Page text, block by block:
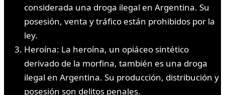
considerada una droga ilegal en Argentina. Su
posesión, venta y tráfico están prohibidos por la
ley.
Heroína: La heroína, un opiáceo sintético
derivado de la morfina, también es una droga
ilegal en Argentina. Su producción, distribución y
posesión son delitos penales.